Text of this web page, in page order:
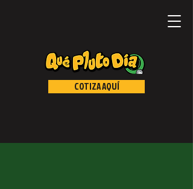
COTIZA AQUÍ